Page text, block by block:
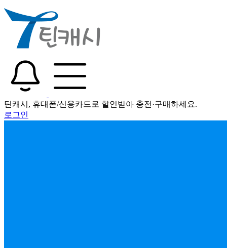
틴캐시, 휴대폰/신용카드로 할인받아 충전·구매하세요.
로그인